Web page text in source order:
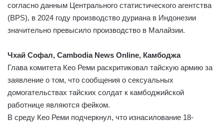
согласно данным Центрального статистического агентства
(BPS), в 2024 году производство дуриана в Индонезии
значительно превысило производство в Малайзии.
Чхай Софал, Cambodia News Online, Камбоджа
Глава комитета Кео Реми раскритиковал тайскую армию за
заявление о том, что сообщения о сексуальных
домогательствах тайских солдат к камбоджийской
работнице являются фейком.
В среду Кео Реми подчеркнул, что изнасилование 18-